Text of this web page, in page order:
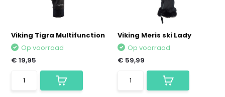
Viking Tigra Multifunction
Op voorraad
€ 19,95
Viking Meris ski Lady
Op voorraad
€ 59,99